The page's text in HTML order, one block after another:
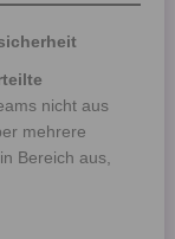
nicht aus
mehrere
Bereich aus,